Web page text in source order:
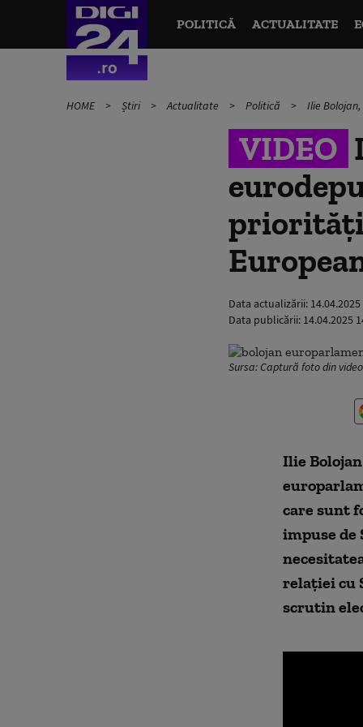
POLITICĂ ACTUALITATE
HOME Știri Actualitate Politică Ilie
VIDEO
Data actualizării:
Data publicării: 14.04.2025
Sursa: Captură foto din
Ilie
care sunt
impuse de
relației cu
scrutin